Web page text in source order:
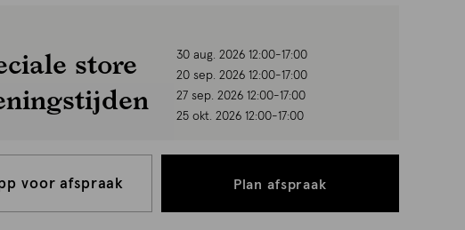
voor afspraak Plan afspraak
store
30 aug. 2026 12:00-17:00
20 sep. 2026 12:00-17:00
27 sep. 2026 12:00-17:00
25 okt. 2026 12:00-17:00